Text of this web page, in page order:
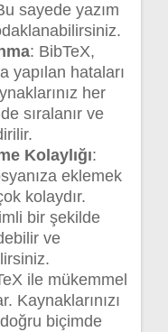
sayede yazım
: BibTeX,
yapılan hataları
her
sıralanır ve
Kolaylığı:
eklemek
kolaydır.
bir şekilde
ve
ile mükemmel
Kaynaklarınızı
biçimde